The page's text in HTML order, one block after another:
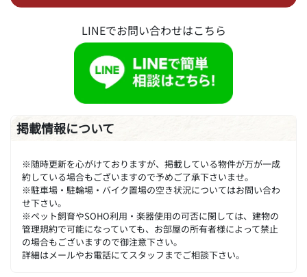
LINEでお問い合わせはこちら
掲載情報について
※随時更新を心がけておりますが、掲載している物件が万が一成
約している場合もございますので予めご了承下さいませ。
※駐車場・駐輪場・バイク置場の空き状況についてはお問い合わ
せ下さい。
※ペット飼育やSOHO利用・楽器使用の可否に関しては、建物の
管理規約で可能になっていても、お部屋の所有者様によって禁止
の場合もございますので御注意下さい。
詳細はメールやお電話にてスタッフまでご相談下さい。